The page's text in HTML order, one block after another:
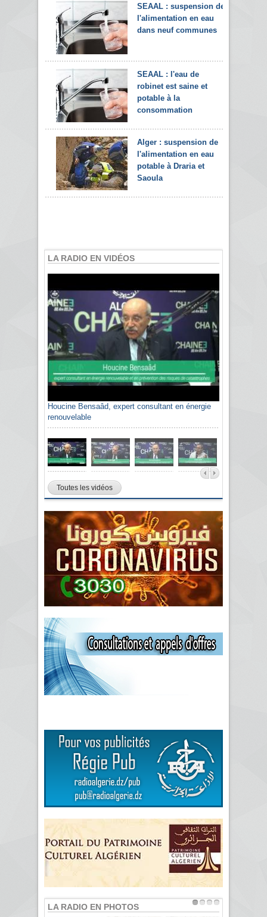
SEAAL : suspension de
l'alimentation en eau
dans neuf communes
SEAAL : l'eau de
robinet est saine et
potable à la
consommation
Alger : suspension de
l'alimentation en eau
potable à Draria et
Saoula
LA RADIO EN VIDÉOS
Houcine Bensaâd, expert consultant en énergie
renouvelable
Toutes les vidéos
LA RADIO EN PHOTOS